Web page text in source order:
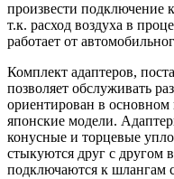
произвести подключение
т.к. расход воздуха в
работает от
Комплект адаптеров,
позволяет обслуживать
ориентирован в основном
японские модели.
конусные и торцевые
стыкуются друг с другом
подключаются к шлангам